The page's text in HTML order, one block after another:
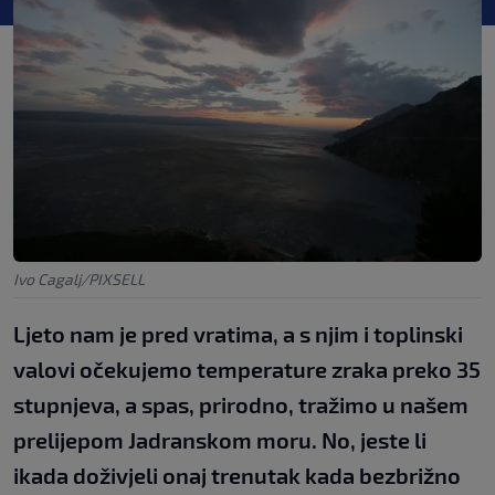
Ivo Cagalj/PIXSELL
Ljeto nam je pred vratima, a s njim i toplinski
valovi očekujemo temperature zraka preko 35
stupnjeva, a spas, prirodno, tražimo u našem
prelijepom Jadranskom moru. No, jeste li
ikada doživjeli onaj trenutak kada bezbrižno